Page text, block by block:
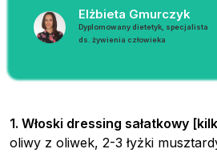
Elżbieta Gmurczyk
Dyplomowany dietetyk, specjalista
ds. żywienia człowieka
1. Włoski dressing sałatkowy
oliwy z oliwek, 2-3 łyżki